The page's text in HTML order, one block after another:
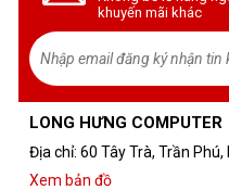
khuyến mãi khác
LONG HƯNG COMPUTER
Địa chỉ: 60 Tây Trà, Trần Phú,
Xem bản đồ